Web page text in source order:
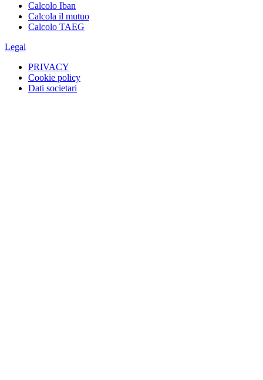
Calcolo Iban
Calcola il mutuo
Calcolo TAEG
Legal
PRIVACY
Cookie policy
Dati societari